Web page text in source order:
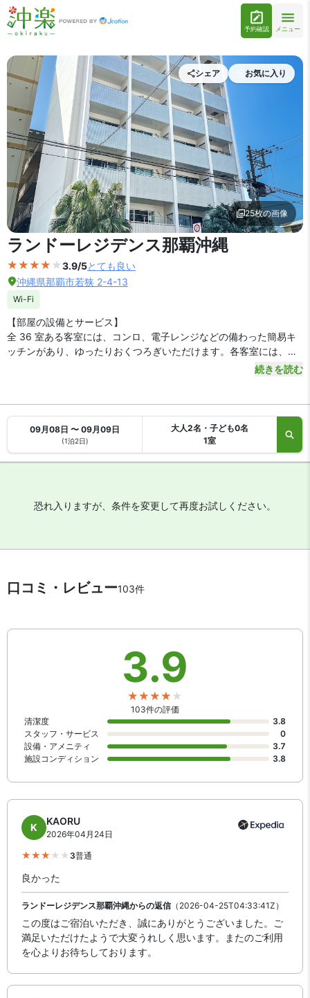
予約確認 メニュー
外観の写真を拡大表示
シェア お気に入り
25枚の画像
ランドーレジデンス那覇沖縄
3.9/5とても良い
沖縄県那覇市若狭 2-4-13
Wi-Fi
【部屋の設備とサービス】
全 36 室ある客室には、コンロ、電子レンジなどの備わった簡易キ
ッチンがあり、ゆったりおくつろぎいただけます。各客室には、専
用のベランダがあります。WiFi (無料)をお使いいただけるほか、薄
続きを読む
09月08日 〜 09月09日
(1泊2日)
大人2名・子ども0名
1室
恐れ入りますが、条件を変更して再度お試しください。
口コミ・レビュー103件
3.9
103件の評価
清潔度
3.8
スタッフ・サービス
0
設備・アメニティ
3.7
施設コンディション
3.8
K
KAORU
2026年04月24日
3普通
良かった
ランドーレジデンス那覇沖縄からの返信（2026-04-25T04:33:41Z）
この度はご宿泊いただき、誠にありがとうございました。ご
満足いただけたようで大変うれしく思います。またのご利用
を心よりお待ちしております。